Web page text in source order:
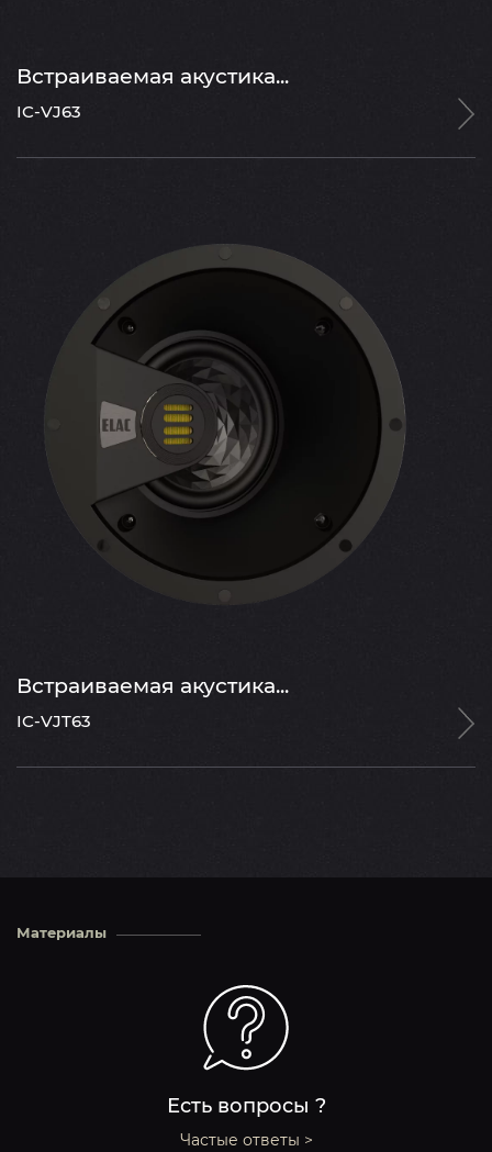
Встраиваемая акустика...
IC-VJ63
Встраиваемая акустика...
IC-VJT63
Материалы
Есть вопросы ?
Частые ответы >